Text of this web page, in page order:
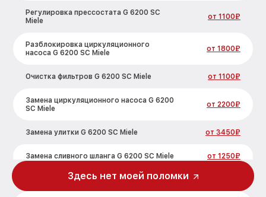
Регулировка прессостата G 6200 SC
Miele
от 1100₽
Разблокировка циркуляционного
насоса G 6200 SC Miele
от 1800₽
Очистка фильтров G 6200 SC Miele от 1100₽
Замена циркуляционного насоса G 6200
SC Miele
от 2200₽
Замена улитки G 6200 SC Miele от 3450₽
Замена сливного шланга G 6200 SC Miele от 1250₽
Замена сливного насоса G 6200 SC Miele
Здесь нет моей поломки